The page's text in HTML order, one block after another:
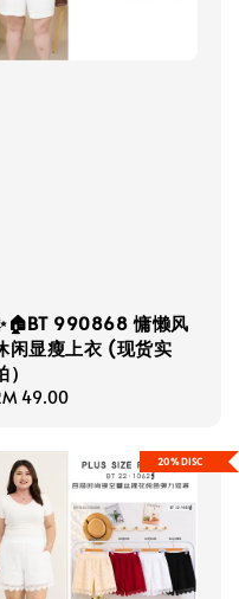
990868 慵懒风
闲显瘦上衣 (现货实
）
49.00
20%DISC